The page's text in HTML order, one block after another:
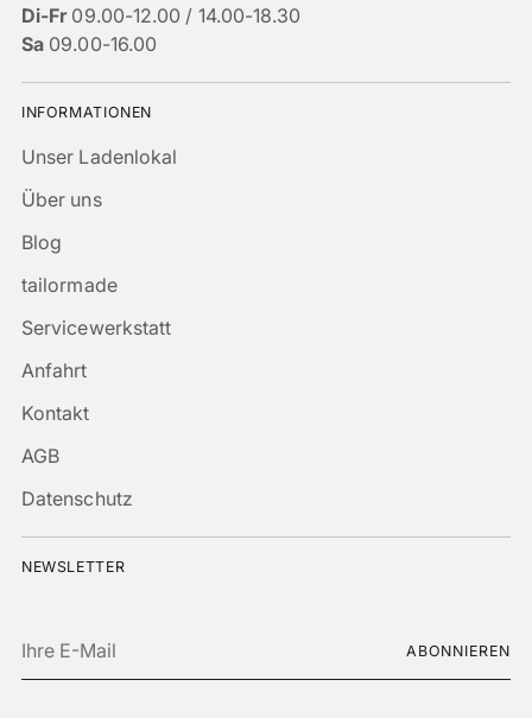
Di-Fr09.00-12.00 / 14.00-18.30
Sa 09.00-16.00
INFORMATIONEN
Unser Ladenlokal
Über uns
Blog
tailormade
Servicewerkstatt
Anfahrt
Kontakt
AGB
Datenschutz
NEWSLETTER
E-
ABONNIEREN